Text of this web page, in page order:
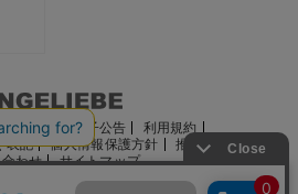
会社概要 電子公告
利用規約
表記
個人情報保護方針
推奨環境
わせ
サイトマップ